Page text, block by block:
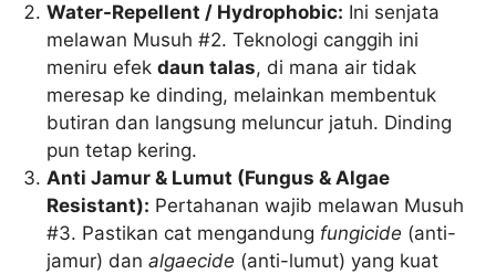
Water-Repellent / Hydrophobic: Ini senjata
melawan Musuh #2. Teknologi canggih ini
meniru efekdaun talas, di mana air tidak
meresap ke dinding, melainkan membentuk
butiran dan langsung meluncur jatuh. Dinding
pun tetap kering.
Anti Jamur & Lumut (Fungus & Algae
Resistant): Pertahanan wajib melawan Musuh
#3. Pastikan cat mengandung fungicide (anti-
jamur) danalgaecide (anti-lumut) yang kuat